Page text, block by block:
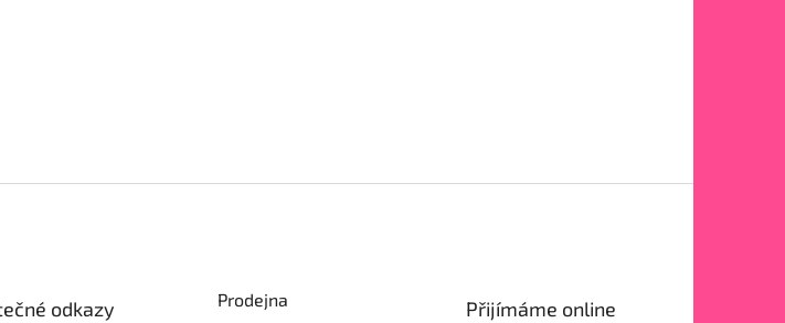
odkazy Prodejna
Přijímáme online